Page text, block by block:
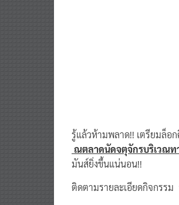
รู้แล้วห้ามพลาด!! เตรียมล็อ
ณตลาดนัดจตุจักรบริเวณท
มันส์ยิ่งขึ้นแน่นอน!!
ติดตามรายละเอียดกิจกรรม